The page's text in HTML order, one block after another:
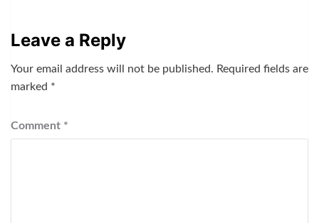
Leave a Reply
Your email address will not be published. Required fields are
marked *
Comment *